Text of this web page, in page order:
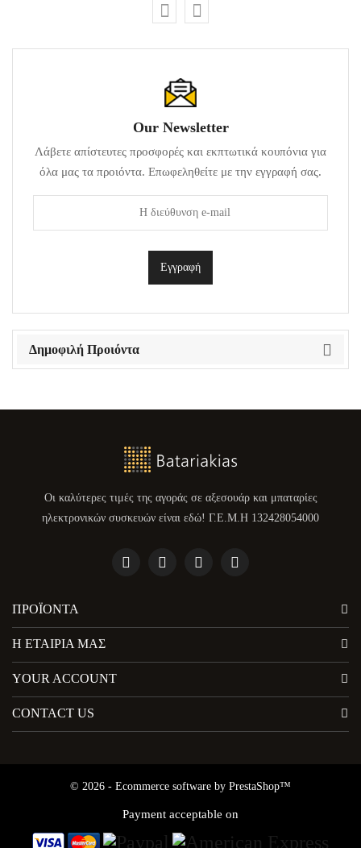
Our Newsletter
Λάβετε απίστευτες προσφορές και εκπτωτικά κουπόνια για
όλα μας τα προιόντα. Επωφεληθείτε με την εγγραφή σας.
Δημοφιλή Προιόντα
Οι καλύτερες τιμές της αγοράς σε αξεσουάρ και μπαταρίες
ηλεκτρονικών συσκευών είναι εδώ! Γ.Ε.Μ.Η 132428054000
ΠΡΟΪΌΝΤΑ
Η ΕΤΑΙΡΊΑ ΜΑΣ
YOUR ACCOUNT
CONTACT US
© 2026 - Ecommerce software by PrestaShop™
Payment acceptable on